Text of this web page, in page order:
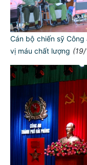
Cán bộ chiến sỹ
vị máu chất lượng